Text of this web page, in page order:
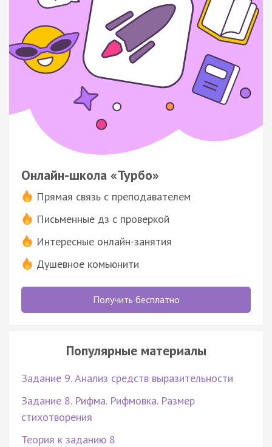
Онлайн-школа «Турбо»
Прямая связь с преподавателем
Письменные дз с проверкой
Интересные онлайн-занятия
Душевное комьюнити
Получить бесплатно
Популярные материалы
Задание 9. Анализ средств выразительности
Задание 8. Рифма. Рифмовка. Размер
стихотворения
Теория к заданию 8